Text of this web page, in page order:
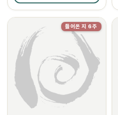
들어온 지 6주